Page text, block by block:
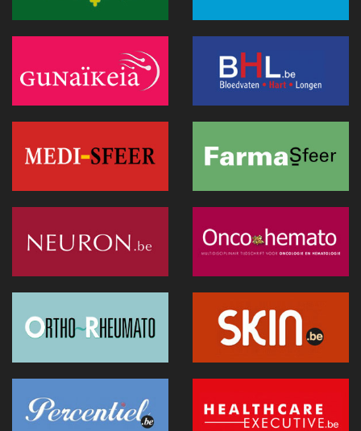
voor biomedisch onderzoek
Belgische primeur: een immersieve virtual reality-capsule
doet zijn intrede in het CNP Saint-Martin
Europese Commissie wil snellere uitrol van AI in de
28 juni 2026 - 13:40
Hitte: Storing bij elektronisch patiëntendossier in AZ Sint-
Lucas van de baan
Doktr wil uitgroeien tot een allesomvattend zorgplatform
oververhitte server in Parijs
25 juni 2026 - 11:12
Exoskeletten doen hun intrede in de praktijk: wat artsen